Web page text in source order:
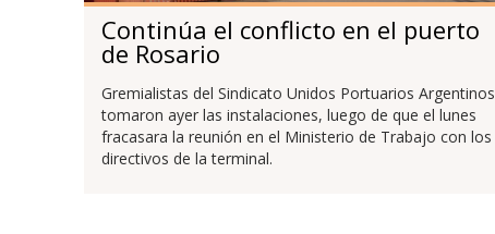
Continúa el conflicto en el puerto
de Rosario
Gremialistas del Sindicato Unidos Portuarios Argentinos
tomaron ayer las instalaciones, luego de que el lunes
fracasara la reunión en el Ministerio de Trabajo con los
directivos de la terminal.